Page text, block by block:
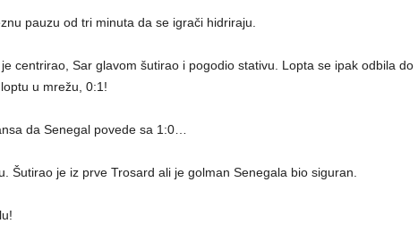
pauzu od tri minuta da se igrači hidriraju.
centrirao, Sar glavom šutirao i pogodio stativu. Lopta se ipak odbila do
u mrežu, 0:1!
da Senegal povede sa 1:0…
Šutirao je iz prve Trosard ali je golman Senegala bio siguran.